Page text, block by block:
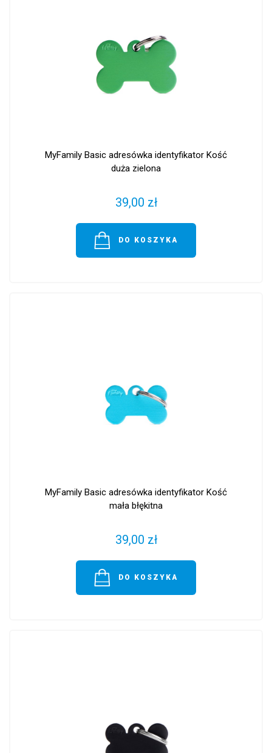
MyFamily Basic adresówka identyfikator Kość
duża zielona
39,00 zł
DO KOSZYKA
MyFamily Basic adresówka identyfikator Kość
mała błękitna
39,00 zł
DO KOSZYKA